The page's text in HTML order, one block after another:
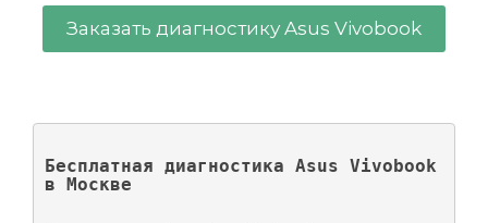
Заказать диагностику Asus Vivobook
Бесплатная диагностика Asus Vivobook
в Москве